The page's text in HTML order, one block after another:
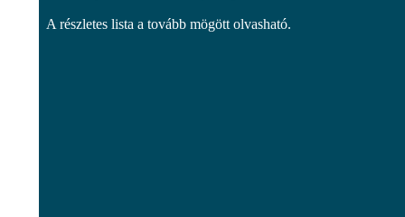
A részletes lista a tovább mögött olvasható.